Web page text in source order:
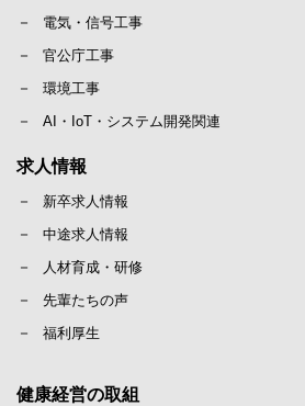
電気・信号工事
官公庁工事
環境工事
AI・IoT・システム開発関連
求人情報
新卒求人情報
中途求人情報
人材育成・研修
先輩たちの声
福利厚生
健康経営の取組